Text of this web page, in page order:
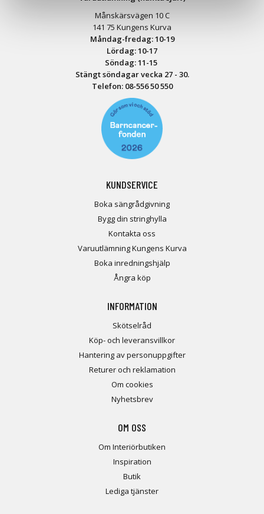
Månskärsvägen 10 C
141 75 Kungens Kurva
Måndag-fredag: 10-19
Lördag: 10-17
Söndag: 11-15
Stängt söndagar vecka 27 - 30.
Telefon: 08-556 50 550
KUNDSERVICE
Boka sängrådgivning
Bygg din stringhylla
Kontakta oss
Varuutlämning Kungens Kurva
Boka inredningshjälp
Ångra köp
INFORMATION
Skötselråd
Köp- och leveransvillkor
Hantering av personuppgifter
Returer och reklamation
Om cookies
Nyhetsbrev
OM OSS
Om Interiörbutiken
Inspiration
Butik
Lediga tjänster